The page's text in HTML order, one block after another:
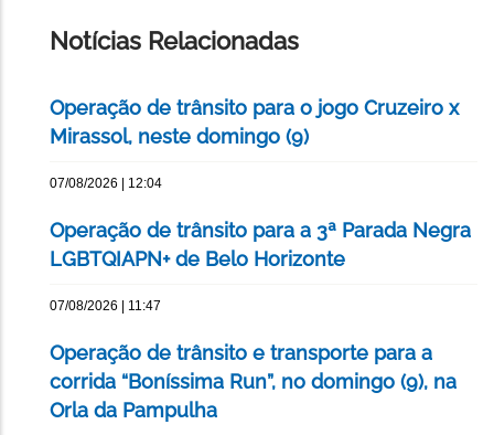
Notícias Relacionadas
Operação de trânsito para o jogo Cruzeiro x
Mirassol, neste domingo (9)
07/08/2026 | 12:04
Operação de trânsito para a 3ª Parada Negra
LGBTQIAPN+ de Belo Horizonte
07/08/2026 | 11:47
Operação de trânsito e transporte para a
corrida “Boníssima Run”, no domingo (9), na
Orla da Pampulha